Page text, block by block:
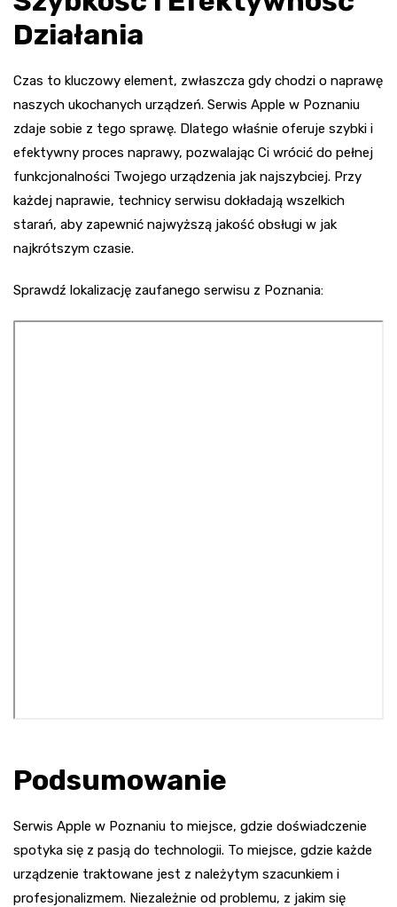
Działania
Czas to kluczowy element, zwłaszcza gdy chodzi o naprawę
naszych ukochanych urządzeń. Serwis Apple w Poznaniu
zdaje sobie z tego sprawę. Dlatego właśnie oferuje szybki i
efektywny proces naprawy, pozwalając Ci wrócić do pełnej
funkcjonalności Twojego urządzenia jak najszybciej. Przy
każdej naprawie, technicy serwisu dokładają wszelkich
starań, aby zapewnić najwyższą jakość obsługi w jak
najkrótszym czasie.
Sprawdź lokalizację zaufanego serwisu z Poznania:
Podsumowanie
Serwis Apple w Poznaniu to miejsce, gdzie doświadczenie
spotyka się z pasją do technologii. To miejsce, gdzie każde
urządzenie traktowane jest z należytym szacunkiem i
profesjonalizmem. Niezależnie od problemu, z jakim się